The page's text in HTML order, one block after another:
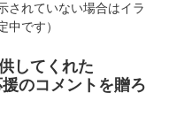
されていない場合はイラ
中です）
してくれた
のコメントを贈ろ